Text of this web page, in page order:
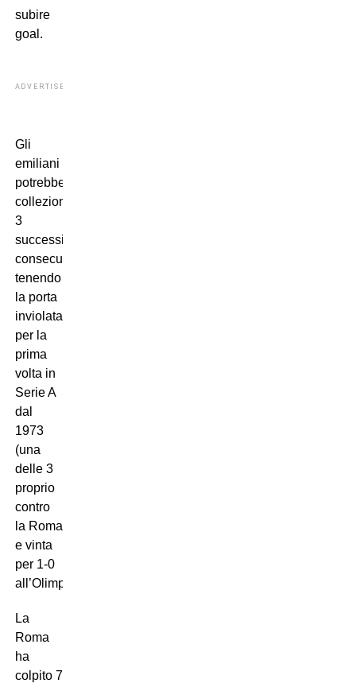
subire
goal.
ADVERTISEMENT
Gli
emiliani
potrebbero
collezionare
3
successi
consecutivi
tenendo
la porta
inviolata
per la
prima
volta in
Serie A
dal
1973
(una
delle 3
proprio
contro
la Roma
e vinta
per 1-0
all’Olimpico).
La
Roma
ha
colpito 7